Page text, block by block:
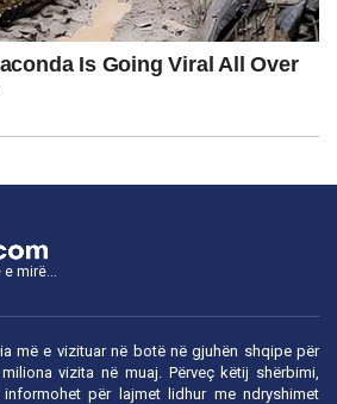
mirë...
më e vizituar në botë në gjuhën shqipe për
vizita në muaj. Përveç këtij shërbimi,
për lajmet lidhur me ndryshimet